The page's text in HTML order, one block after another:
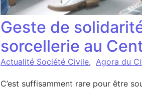
Geste de
sorcellerie au
Actualité Société Civile, Agora du
C’est suffisamment rare pour être